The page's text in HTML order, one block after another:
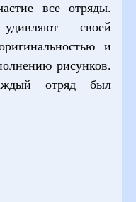
все отряды.
своей
и
рисунков.
отряд был